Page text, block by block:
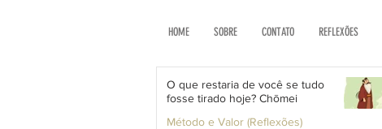
HOME SOBRE CONTATO REFLEXÕES
O que restaria de você se tudo
fosse tirado hoje? Chōmei
Método e Valor (Reflexões)